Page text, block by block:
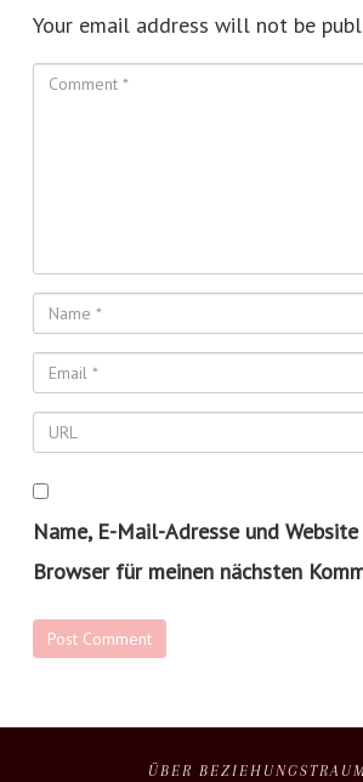
Your email address will not be
Name, E-Mail-Adresse und
Browser für meinen nächsten
ÜBER